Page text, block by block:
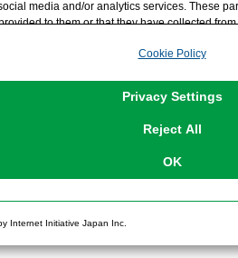
media and/or analytics services. These
to them or that they have collected
for Strictly Necessary Cookies, please
Cookie Policy
Privacy Settings
Reject All
OK
Internet Initiative Japan Inc.